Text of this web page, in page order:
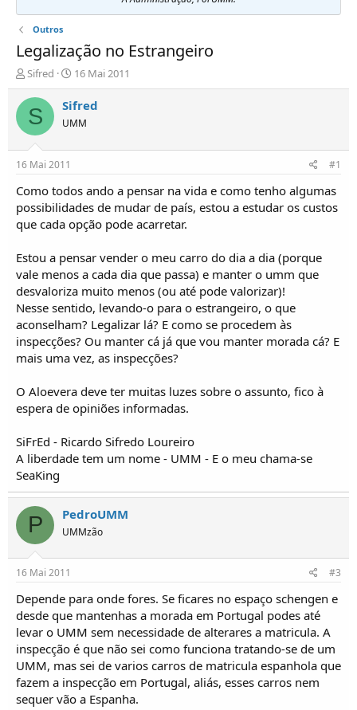
Outros
Legalização no Estrangeiro
I
n
i
c
i
d
o
r
e
T
p
i
c
s
Sifred
D
a
t
d
í
i
o
16 Mai 2011
S Sifred
UMM
16 Mai 2011 #1
Como todos ando a pensar na vida e como tenho algumas
possibilidades de mudar de país, estou a estudar os custos
que cada opção pode acarretar.
Estou a pensar vender o meu carro do dia a dia (porque
vale menos a cada dia que passa) e manter o umm que
desvaloriza muito menos (ou até pode valorizar)!
Nesse sentido, levando-o para o estrangeiro, o que
aconselham? Legalizar lá? E como se procedem às
inspecções? Ou manter cá já que vou manter morada cá? E
mais uma vez, as inspecções?
O Aloevera deve ter muitas luzes sobre o assunto, fico à
espera de opiniões informadas.
SiFrEd - Ricardo Sifredo Loureiro
A liberdade tem um nome - UMM - E o meu chama-se
SeaKing
P PedroUMM
UMMzão
16 Mai 2011 #3
Depende para onde fores. Se ficares no espaço schengen e
desde que mantenhas a morada em Portugal podes até
levar o UMM sem necessidade de alterares a matricula. A
inspecção é que não sei como funciona tratando-se de um
UMM, mas sei de varios carros de matricula espanhola que
fazem a inspecção em Portugal, aliás, esses carros nem
sequer vão a Espanha.